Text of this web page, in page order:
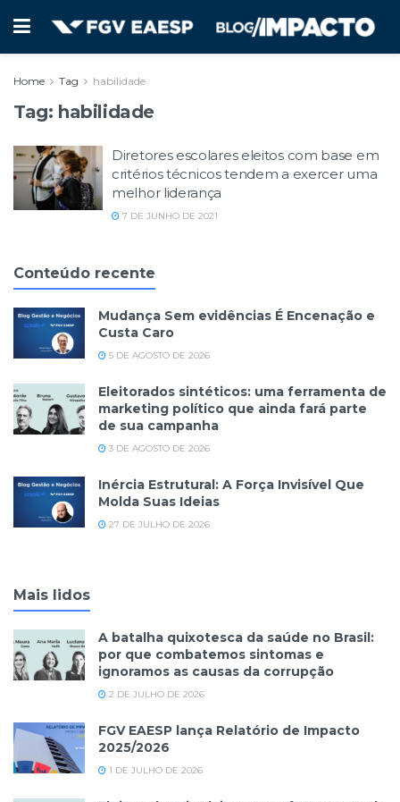
Home Tag habilidade
Tag: habilidade
Diretores escolares eleitos com base em
critérios técnicos tendem a exercer uma
melhor liderança
7 DE JUNHO DE 2021
Conteúdo recente
Mudança Sem evidências É Encenação e
Custa Caro
5 DE AGOSTO DE 2026
Eleitorados sintéticos: uma ferramenta de
marketing político que ainda fará parte
de sua campanha
3 DE AGOSTO DE 2026
Inércia Estrutural: A Força Invisível Que
Molda Suas Ideias
27 DE JULHO DE 2026
Mais lidos
A batalha quixotesca da saúde no Brasil:
por que combatemos sintomas e
ignoramos as causas da corrupção
2 DE JULHO DE 2026
FGV EAESP lança Relatório de Impacto
2025/2026
1 DE JULHO DE 2026